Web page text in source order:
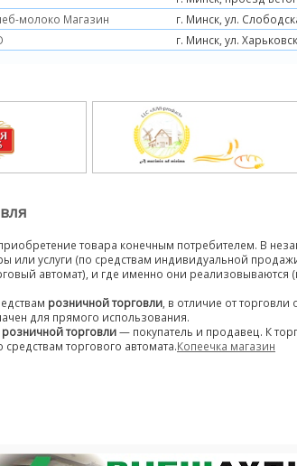
молоко Магазин г. Минск, ул.
г. Минск, ул.
товара конечным потребителем. В
или услуги (по средствам индивидуальной
автомат), и где именно они реализовываются
розничной торговли , в отличие от
для прямого использования.
розничной торговли— покупатель и продавец. К
торгового автомата.Копеечка магазин